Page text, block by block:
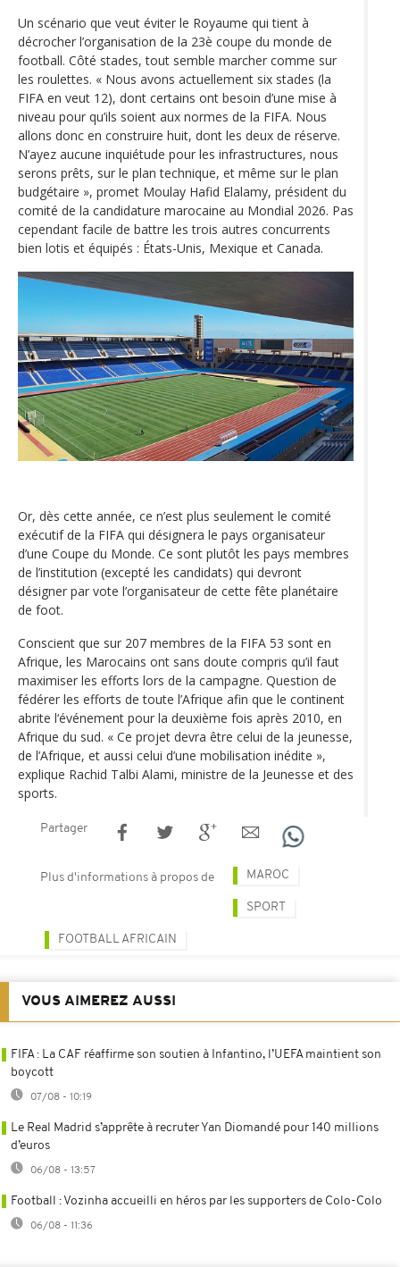
Un scénario que veut éviter le Royaume qui tient à
décrocher l’organisation de la 23è coupe du monde de
football. Côté stades, tout semble marcher comme sur
les roulettes. « Nous avons actuellement six stades (la
FIFA en veut 12), dont certains ont besoin d’une mise à
niveau pour qu’ils soient aux normes de la FIFA. Nous
allons donc en construire huit, dont les deux de réserve.
N’ayez aucune inquiétude pour les infrastructures, nous
serons prêts, sur le plan technique, et même sur le plan
budgétaire », promet Moulay Hafid Elalamy, président du
comité de la candidature marocaine au Mondial 2026. Pas
cependant facile de battre les trois autres concurrents
bien lotis et équipés : États-Unis, Mexique et Canada.
Or, dès cette année, ce n’est plus seulement le comité
exécutif de la FIFA qui désignera le pays organisateur
d’une Coupe du Monde. Ce sont plutôt les pays membres
de l’institution (excepté les candidats) qui devront
désigner par vote l’organisateur de cette fête planétaire
de foot.
Conscient que sur 207 membres de la FIFA 53 sont en
Afrique, les Marocains ont sans doute compris qu’il faut
maximiser les efforts lors de la campagne. Question de
fédérer les efforts de toute l’Afrique afin que le continent
abrite l‘événement pour la deuxième fois après 2010, en
Afrique du sud. « Ce projet devra être celui de la jeunesse,
de l’Afrique, et aussi celui d’une mobilisation inédite »,
explique Rachid Talbi Alami, ministre de la Jeunesse et des
sports.
Partager
Plus d'informations à propos de MAROC
SPORT
FOOTBALL AFRICAIN
VOUS AIMEREZ AUSSI
FIFA : La CAF réaffirme son soutien à Infantino, l’UEFA maintient son
boycott
07/08 - 10:19
Le Real Madrid s’apprête à recruter Yan Diomandé pour 140 millions
d’euros
06/08 - 13:57
Football : Vozinha accueilli en héros par les supporters de Colo-Colo
06/08 - 11:36